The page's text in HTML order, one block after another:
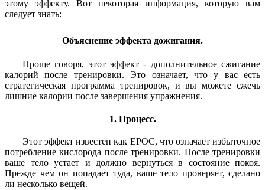
этому эффекту. Вот некоторая информация, которую вам
следует знать:
Объяснение эффекта дожигания.
Проще говоря, этот эффект - дополнительное сжигание
калорий после тренировки. Это означает, что у вас есть
стратегическая программа тренировок, и вы можете сжечь
лишние калории после завершения упражнения.
1. Процесс.
Этот эффект известен как EPOC, что означает избыточное
потребление кислорода после тренировки. После тренировки
ваше тело устает и должно вернуться в состояние покоя.
Прежде чем он попадает туда, ваше тело проверяет, сделано
ли несколько вещей.